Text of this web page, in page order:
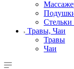
Стельки
Травы, Чаи
Травы
Чаи